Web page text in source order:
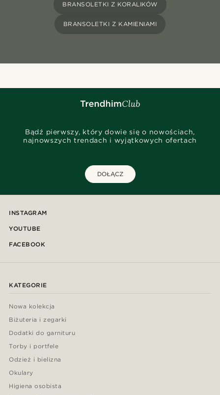
BRANSOLETKI Z KORALIKÓW
BRANSOLETKI Z KAMIENIAMI
Bądź pierwszy, który dowie się o nowościach,
najnowszych trendach i wyjątkowych ofertach
DOŁĄCZ
INSTAGRAM
YOUTUBE
FACEBOOK
KATEGORIE
Nowa kolekcja
Biżuteria i zegarki
Dodatki do garnituru
Torby i portfele
Odzież i bielizna
Okulary
Higiena osobista